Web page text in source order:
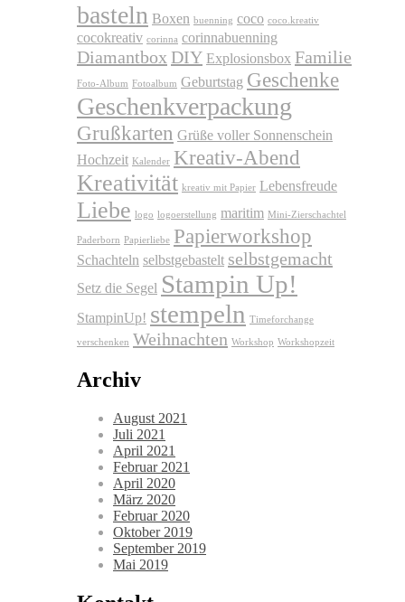
basteln Boxen buenning coco coco.kreativ
cocokreativ corinna corinnabuenning
Diamantbox DIY Explosionsbox Familie
Foto-Album Fotoalbum Geburtstag Geschenke
Geschenkverpackung
Grußkarten Grüße voller Sonnenschein
Hochzeit Kalender Kreativ-Abend
Kreativität kreativ mit Papier Lebensfreude
Liebe logo logoerstellung maritim Mini-Zierschachtel
Paderborn Papierliebe Papierworkshop
Schachteln selbstgebastelt selbstgemacht
Setz die Segel Stampin Up!
StampinUp! stempeln Timeforchange
verschenken Weihnachten Workshop Workshopzeit
Archiv
August 2021
Juli 2021
April 2021
Februar 2021
April 2020
März 2020
Februar 2020
Oktober 2019
September 2019
Mai 2019